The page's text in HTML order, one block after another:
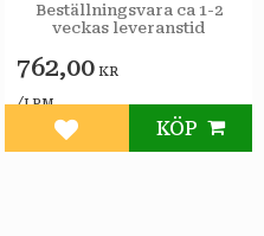
Beställningsvara ca 1-2
veckas leveranstid
762,00 KR
/LPM
Lägg till i favoriter
KÖP